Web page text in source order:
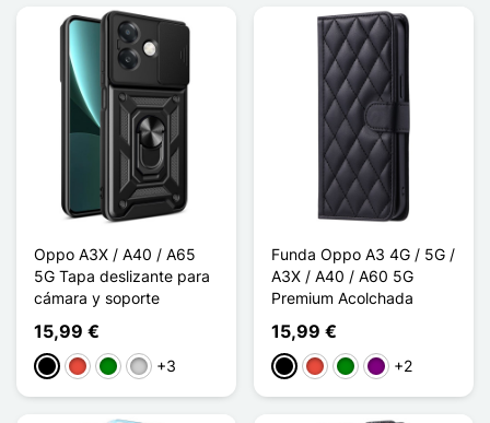
Oppo A3X / A40 / A65
5G Tapa deslizante para
cámara y soporte
15,99 €
NegroRojoVerdePlata+3
Funda Oppo A3 4G / 5G /
A3X / A40 / A60 5G
Premium Acolchada
15,99 €
NegroRojoVerdePúrpura
+2